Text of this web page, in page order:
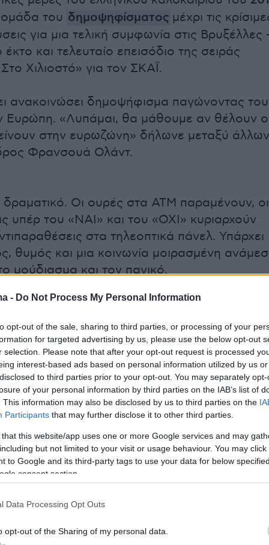
- Do Not Process My Personal Information
opt-out of the sale, sharing to third parties, or processing of your
for targeted advertising by us, please use the below opt-out
selection. Please note that after your opt-out request is processed
interest-based ads based on personal information utilized by us
to third parties prior to your opt-out. You may separately
of your personal information by third parties on the IAB’s list of
This information may also be disclosed by us to third parties on the
Participants that may further disclose it to other third parties.
that this website/app uses one or more Google services and may
but not limited to your visit or usage behaviour. You may
to Google and its third-party tags to use your data for below
consent section.
Data Processing Opt Outs
opt-out of the Sharing of my personal data.
του δημοψηφίσματος μέχρι τις
για μια τελική συμφωνία στις Βρυξέλλες
έκτο και τελευταίο επεισόδιο της σειράς
Χιλιοστό» για τον ΣΚΑΪ.
ανακοινώσει δημοψήφισμα παγώνοντας
Ευρώπη. «Λυπάμαι, θα μάθουμε αν θέλουν
στην ευρωζώνη» δήλωνε μεταξύ
Φρανσουά Ολάντ.
δραματικό. Οι ουρές στα ΑΤΜ παραμένουν, οι
υπέρ του «ΝΑΙ» και του «ΟΧΙ» κυριαρχούν
στα τηλεοπτικά πάνελ. Υπάρχει
θυμός και μια κοινωνία μοιρασμένη
μούδιασμα και τον πανικό.
στο άκουσμα της νίκης του «όχι». ▪️ Τις πιο
του ελληνικού καλοκαιριού του 2015 - από την
μέχρι τις κρίσιμες
για μια τελική συμφωνία στις Βρυξέλλες -
και τελευταίο επεισόδιο της σειράς
για τον ΣΚΑΪ.#protothema #news #greektiktok
ήχος - protothema.gr